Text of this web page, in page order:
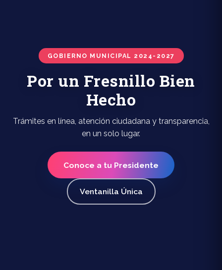
GOBIERNO MUNICIPAL 2024-2027
Por un Fresnillo Bien
Hecho
Trámites en línea, atención ciudadana y transparencia,
en un solo lugar.
Conoce a tu Presidente
Ventanilla Única